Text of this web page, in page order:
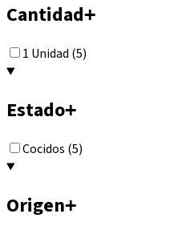
Cantidad+
1 Unidad (5)
Estado+
Cocidos (5)
Origen+